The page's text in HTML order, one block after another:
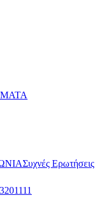
Συχνές Ερωτήσεις